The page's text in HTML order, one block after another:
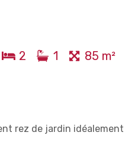
2 1 85 m²
rez de jardin